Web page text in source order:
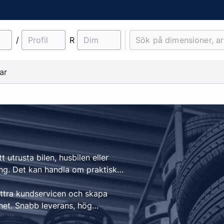
/ R
Entreprenad & Maskiner
Lastbilsfälgar
O-ringar
Fälgtillbehör
Pinnbultar
Fälgskydd
Bult & Mutter
Centreringsringar
utrusta bilen, husbilen eller
Det kan handla om praktiska
kundservicen och skapa
Snabb leverans, hög
din självklara partner för